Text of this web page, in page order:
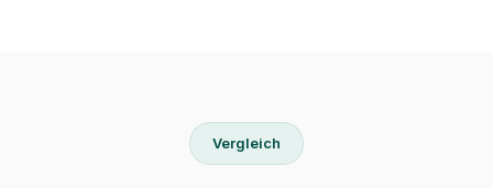
Vergleich